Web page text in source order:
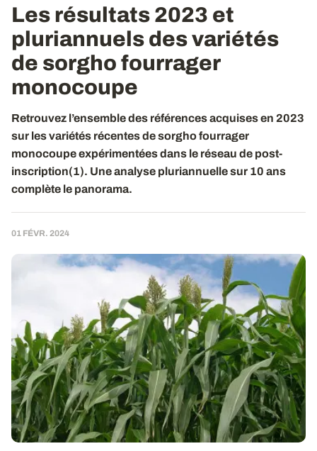
Les résultats 2023 et
pluriannuels des variétés
de sorgho fourrager
monocoupe
Retrouvez l’ensemble des références acquises en 2023
sur les variétés récentes de sorgho fourrager
monocoupe expérimentées dans le réseau de post-
inscription(1). Une analyse pluriannuelle sur 10 ans
complète le panorama.
01 FÉVR. 2024